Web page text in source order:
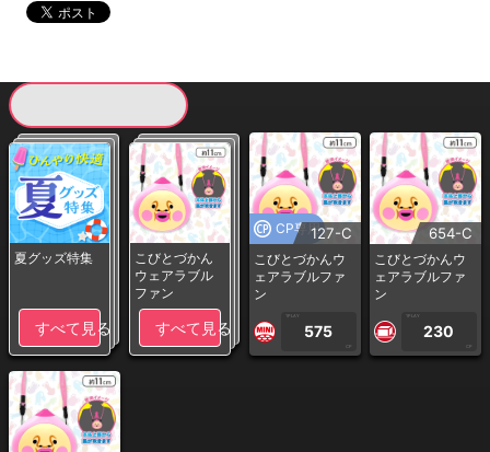
夏グッズ特集
すべて見る
こびとづかん
ウェアラブル
ファン
すべて見る
CP専用127-C
こびとづかんウ
ェアラブルファ
ン
1PLAY
575
CP
654-C
こびとづかんウ
ェアラブルファ
ン
1PLAY
230
CP